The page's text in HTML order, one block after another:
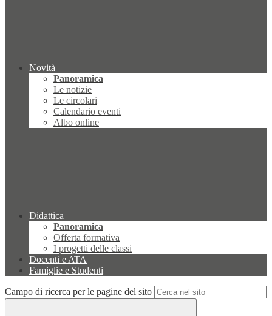
Novità
Panoramica
Le notizie
Le circolari
Calendario eventi
Albo online
Didattica
Panoramica
Offerta formativa
I progetti delle classi
Docenti e ATA
Famiglie e Studenti
Campo di ricerca per le pagine del sito